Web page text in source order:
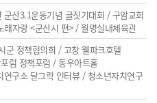
군산3.1운동기념 글짓기대회 / 구암교회
래자랑 <군산시 편> / 월명실내체육관
군 정책협의회 / 고창 웰파크호텔
럼 정책포럼 / 동우아트홀
연구소 달그락 인터뷰 / 청소년자치연구